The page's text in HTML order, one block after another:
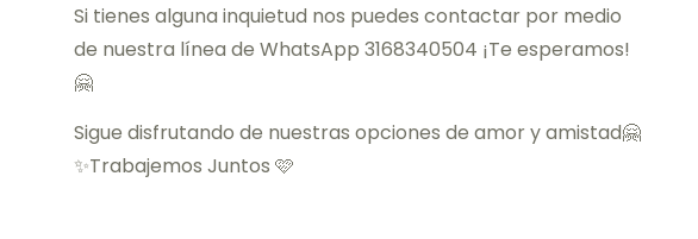
Si tienes alguna inquietud nos puedes contactar por medio
de nuestra línea de WhatsApp 3168340504 ¡Te esperamos!
🤗
Sigue disfrutando de nuestras opciones de amor y amistad🤗
✨Trabajemos Juntos 🩷